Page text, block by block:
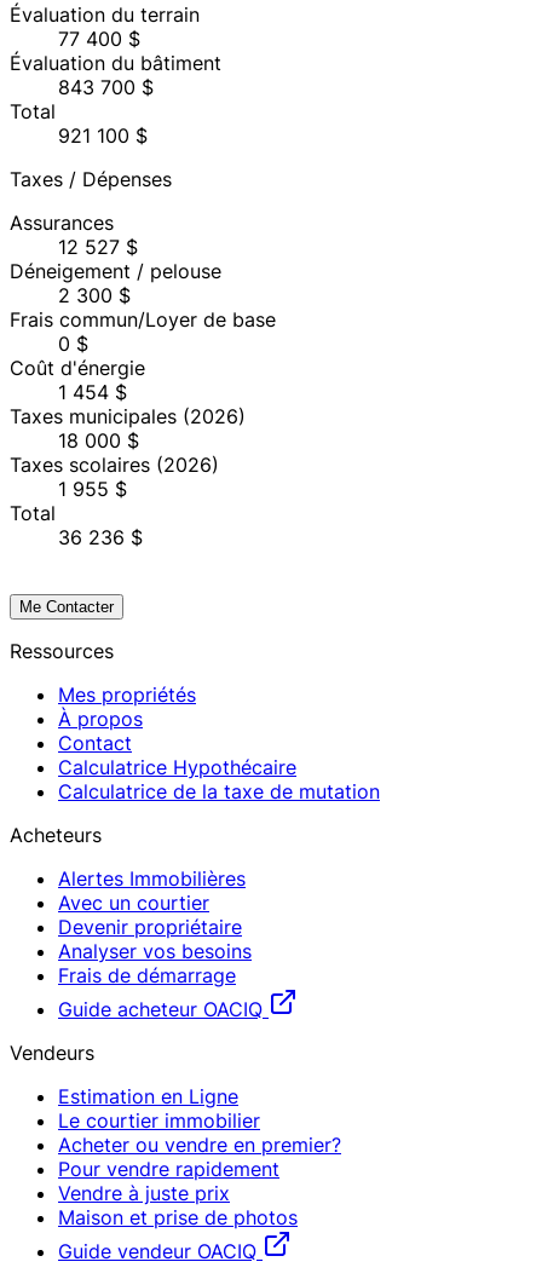
Évaluation du terrain
77 400 $
Évaluation du bâtiment
843 700 $
Total
921 100 $
Taxes / Dépenses
Assurances
12 527 $
Déneigement / pelouse
2 300 $
Frais commun/Loyer de base
0 $
Coût d'énergie
1 454 $
Taxes municipales (2026)
18 000 $
Taxes scolaires (2026)
1 955 $
Total
36 236 $
Me Contacter
Ressources
Mes propriétés
À propos
Contact
Calculatrice Hypothécaire
Calculatrice de la taxe de mutation
Acheteurs
Alertes Immobilières
Avec un courtier
Devenir propriétaire
Analyser vos besoins
Frais de démarrage
Guide acheteur OACIQ
Vendeurs
Estimation en Ligne
Le courtier immobilier
Acheter ou vendre en premier?
Pour vendre rapidement
Vendre à juste prix
Maison et prise de photos
Guide vendeur OACIQ